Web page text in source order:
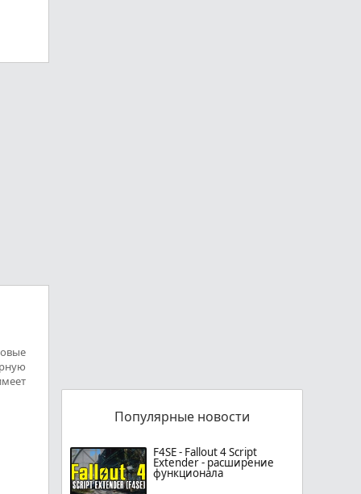
Популярные новости
F4SE - Fallout 4 Script
Extender - расширение
функционала